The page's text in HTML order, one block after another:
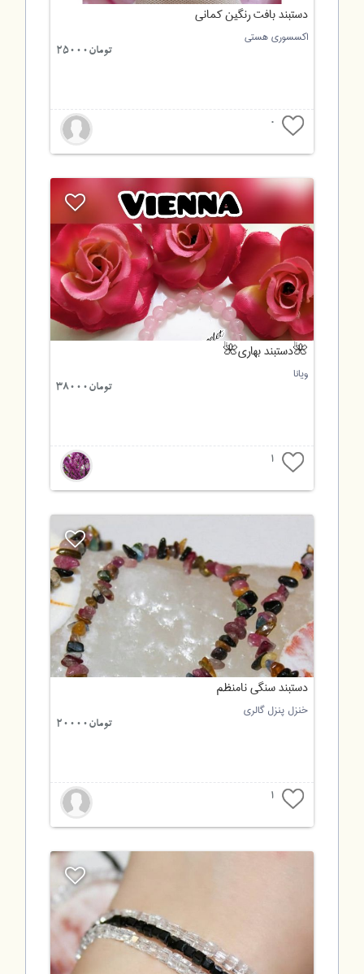
دستبند بافت رنگین کمانی
اکسسوری هستی
تومان25000
0
🌺دستبند بهاری🌺
ویانا
تومان38000
1
دستبند سنگی نامنظم
خنزل پنزل گالری
تومان20000
1